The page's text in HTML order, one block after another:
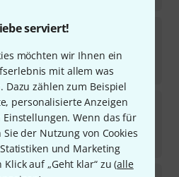
serviert!
möchten wir Ihnen ein
mit allem was
Dazu zählen zum Beispiel
personalisierte Anzeigen
Wenn das für
der Nutzung von Cookies
und Marketing
auf „Geht klar“ zu (alle
UAD Native Classics Bundle
UAD Native Studio Bundle